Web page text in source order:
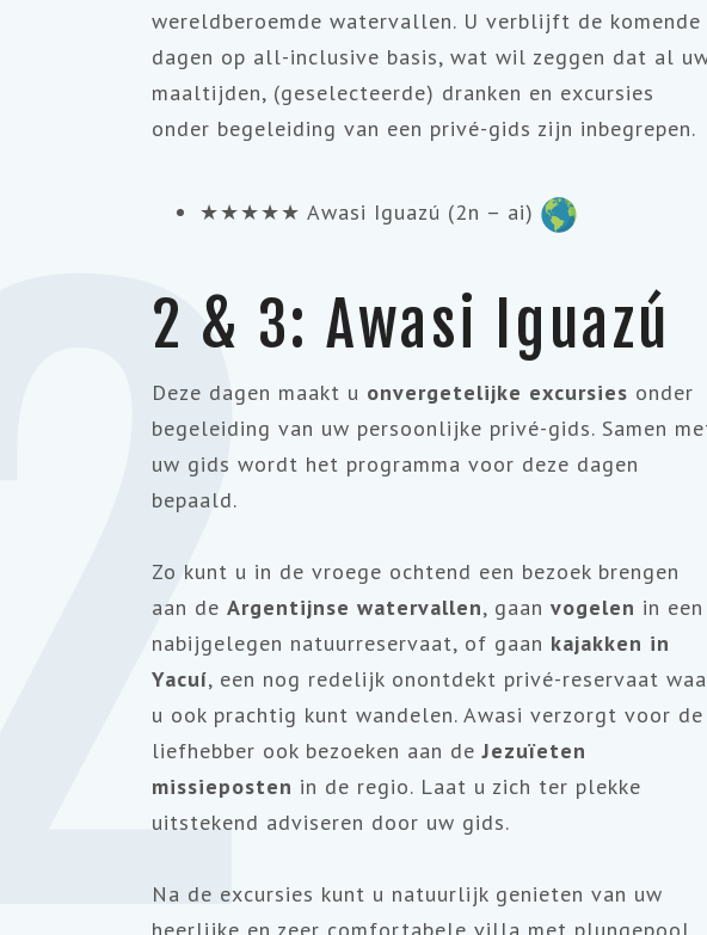
wereldberoemde watervallen. U verblijft de komende
dagen op all-inclusive basis, wat wil zeggen dat al
maaltijden, (geselecteerde) dranken en excursies
onder begeleiding van een privé-gids zijn inbegrepen.
★★★★★ Awasi Iguazú (2n – ai)
2 & 3: Awasi Iguazú
Deze dagen maakt u onvergetelijke excursies onder
begeleiding van uw persoonlijke privé-gids. Samen
uw gids wordt het programma voor deze dagen
bepaald.
Zo kunt u in de vroege ochtend een bezoek brengen
aan de Argentijnse watervallen, gaan vogelen in een
nabijgelegen natuurreservaat, of gaan kajakken in
Yacuí, een nog redelijk onontdekt privé-reservaat
u ook prachtig kunt wandelen. Awasi verzorgt voor de
liefhebber ook bezoeken aan deJezuïeten
missieposten in de regio. Laat u zich ter plekke
uitstekend adviseren door uw gids.
Na de excursies kunt u natuurlijk genieten van uw